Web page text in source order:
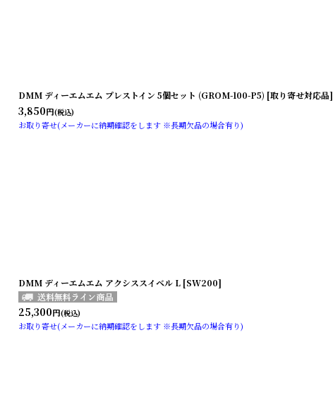
DMM ディーエムエム プレストイン 5個セット (GROM-100-P5) [取り寄せ対応品]
3,850円(税込)
お取り寄せ(メーカーに納期確認をします ※長期欠品の場合有り)
DMM ディーエムエム アクシススイベル L [SW200]
25,300円(税込)
お取り寄せ(メーカーに納期確認をします ※長期欠品の場合有り)